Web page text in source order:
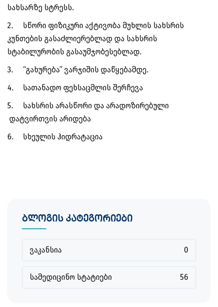
სახსარზე სტრესს.
2.
სწორი ფიზიკური აქტივობა მუხლის სახსრის
კუნთების გასაძლიერებლად და სახსრის
სტაბილურობის გასაუმჯობესებლად.
3.
“გახურება” ვარჯიშის დაწყებამდე.
4.
სათანადო ფეხსაცმლის შერჩევა
5.
სახსრის არასწორი და არადოზირებული
დატვირთვის არიდება
6.
სხეულის ჰიდრატაცია
ბლოგის კატეგორიები
ვაკანსია 0
სამედიცინო სტატიები 56